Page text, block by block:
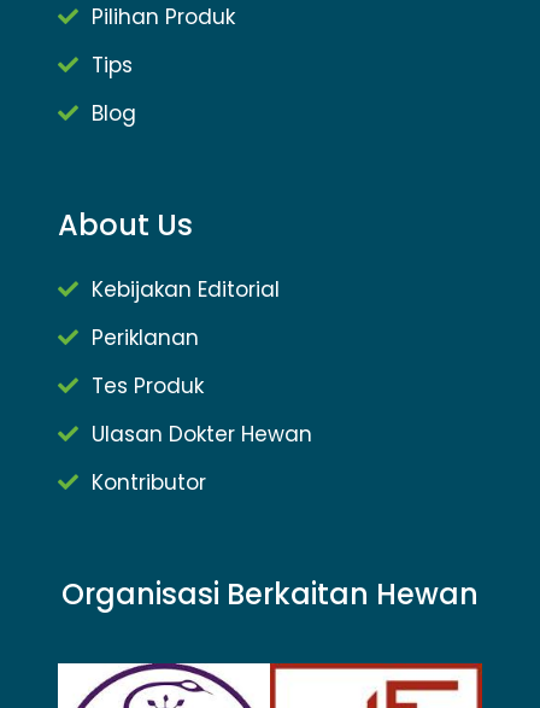
Pilihan Produk
Tips
Blog
About Us
Kebijakan Editorial
Periklanan
Tes Produk
Ulasan Dokter Hewan
Kontributor
Organisasi Berkaitan Hewan